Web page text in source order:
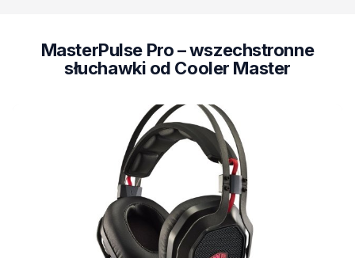
MasterPulse Pro – wszechstronne
słuchawki od Cooler Master